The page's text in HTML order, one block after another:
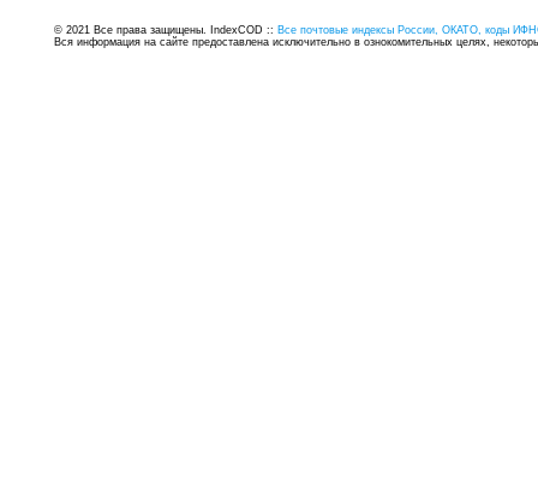
© 2021 Все права защищены. IndexCOD :: Все почтовые индексы России, ОКАТО, коды
Вся информация на сайте предоставлена исключительно в ознокомительных целях,